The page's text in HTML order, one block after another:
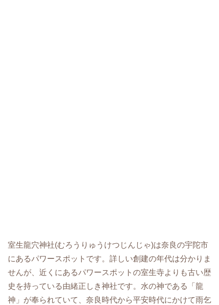
室生龍穴神社(むろうりゅうけつじんじゃ)は奈良の宇陀市
にあるパワースポットです。詳しい創建の年代は分かりま
せんが、近くにあるパワースポットの室生寺よりも古い歴
史を持っている由緒正しき神社です。水の神である「龍
神」が奉られていて、奈良時代から平安時代にかけて雨乞